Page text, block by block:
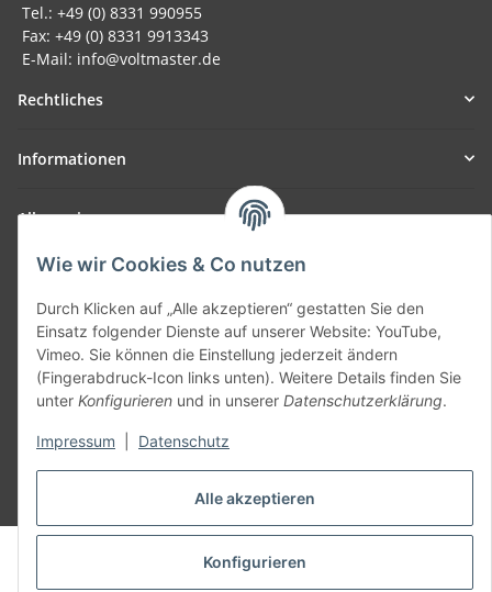
Alle akzeptieren
Konfigurieren
Wie wir Cookies & Co nutzen
Durch Klicken auf „Alle akzeptieren“ gestatten Sie den
Einsatz folgender Dienste auf unserer Website: YouTube,
Vimeo. Sie können die Einstellung jederzeit ändern
(Fingerabdruck-Icon links unten). Weitere Details finden Sie
unter Konfigurieren und in unserer Datenschutzerklärung.
Impressum Datenschutz
Tel.: +49 (0) 8331 990955
Fax: +49 (0) 8331 9913343
E-Mail: info@voltmaster.de
Rechtliches
Informationen
Allgemein
Teil unseres Netzwerks:
SmoliTec - Safety. Simplified. Worldwide. ( B2B Shop )
Vertrag widerrufen
* Alle Preise inkl. gesetzlicher USt., zzgl.Versand
© voltmaster.de
Powered byJTL-Shop